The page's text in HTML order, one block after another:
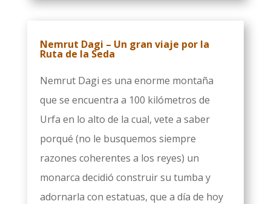
Nemrut Dagi – Un gran viaje por la
Ruta de la Seda
Nemrut Dagi es una enorme montaña
que se encuentra a 100 kilómetros de
Urfa en lo alto de la cual, vete a saber
porqué (no le busquemos siempre
razones coherentes a los reyes) un
monarca decidió construir su tumba y
adornarla con estatuas, que a día de hoy